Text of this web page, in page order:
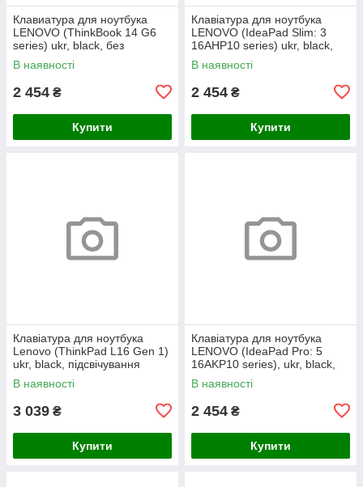
Клавиатура для ноутбука
LENOVO (ThinkBook 14 G6
series) ukr, black, без
фрейма, подсветка клавиш
(copilot)
В наявності
2 454 ₴
Купити
Клавіатура для ноутбука
LENOVO (IdeaPad Slim: 3
16AHP10 series) ukr, black,
без кадру, підсвічування
клавіш
В наявності
2 454 ₴
Купити
Клавіатура для ноутбука
Lenovo (ThinkPad L16 Gen 1)
ukr, black, підсвічування
клавіш (copilot)
В наявності
3 039 ₴
Купити
Клавіатура для ноутбука
LENOVO (IdeaPad Pro: 5
16AKP10 series), ukr, black,
без кадру, підсвічування
клавіш
В наявності
2 454 ₴
Купити